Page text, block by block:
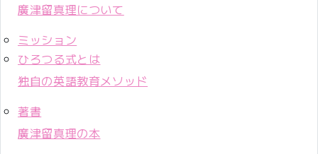
廣津留真理について
ミッション
ひろつる式とは
独自の英語教育メソッド
著書
廣津留真理の本